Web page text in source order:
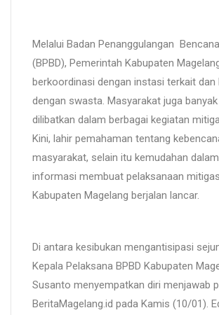
Melalui Badan Penanggulangan
(BPBD), Pemerintah Kabupaten
berkoordinasi dengan instasi terkait dan
dengan swasta. Masyarakat juga banyak
dilibatkan dalam berbagai kegiatan
Kini, lahir pemahaman tentang
masyarakat, selain itu kemudahan
informasi membuat pelaksanaan
Kabupaten Magelang berjalan lancar.
Di antara kesibukan mengantisipasi
Kepala Pelaksana BPBD Kabupaten
Susanto menyempatkan diri menjawab
BeritaMagelang.id pada Kamis (10/01).